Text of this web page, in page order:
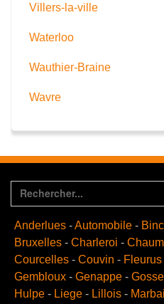
Villers-la-ville
Waterloo
Wauthier-Braine
Wavre
Search
for:
Anderlues -Automobile -
Bruxelles - Charleroi -
Courcelles - Couvin - Fleurus
Gembloux - Genappe -
Hulpe - Liege - Lillois -